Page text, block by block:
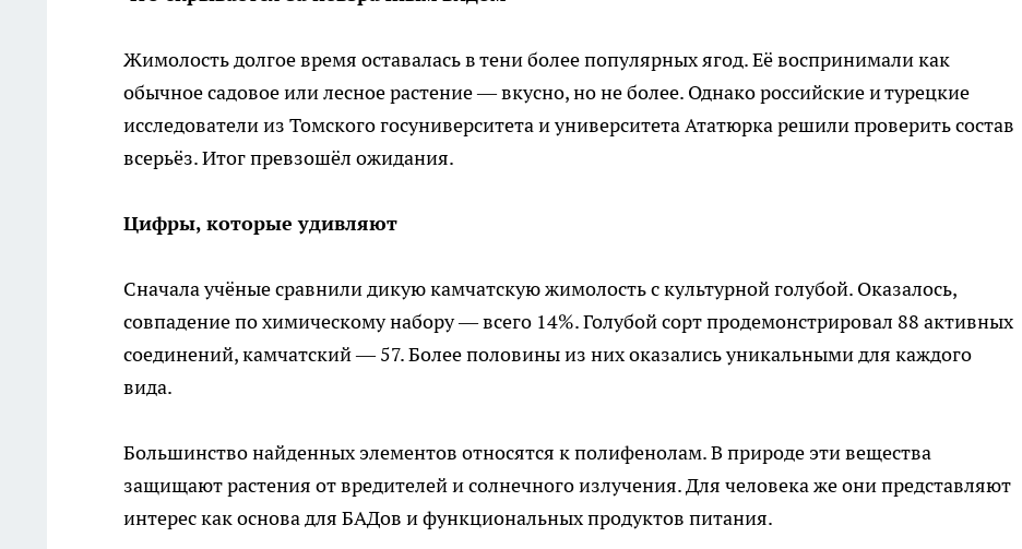
Жимолость долгое время оставалась в тени более популярных ягод. Её воспринимали как
обычное садовое или лесное растение — вкусно, но не более. Однако российские и турецкие
исследователи из Томского госуниверситета и университета Ататюрка решили проверить состав
всерьёз. Итог превзошёл ожидания.
Цифры, которые удивляют
Сначала учёные сравнили дикую камчатскую жимолость с культурной голубой. Оказалось,
совпадение по химическому набору — всего 14%. Голубой сорт продемонстрировал 88 активных
соединений, камчатский — 57. Более половины из них оказались уникальными для каждого
вида.
Большинство найденных элементов относятся к полифенолам. В природе эти вещества
защищают растения от вредителей и солнечного излучения. Для человека же они представляют
интерес как основа для БАДов и функциональных продуктов питания.